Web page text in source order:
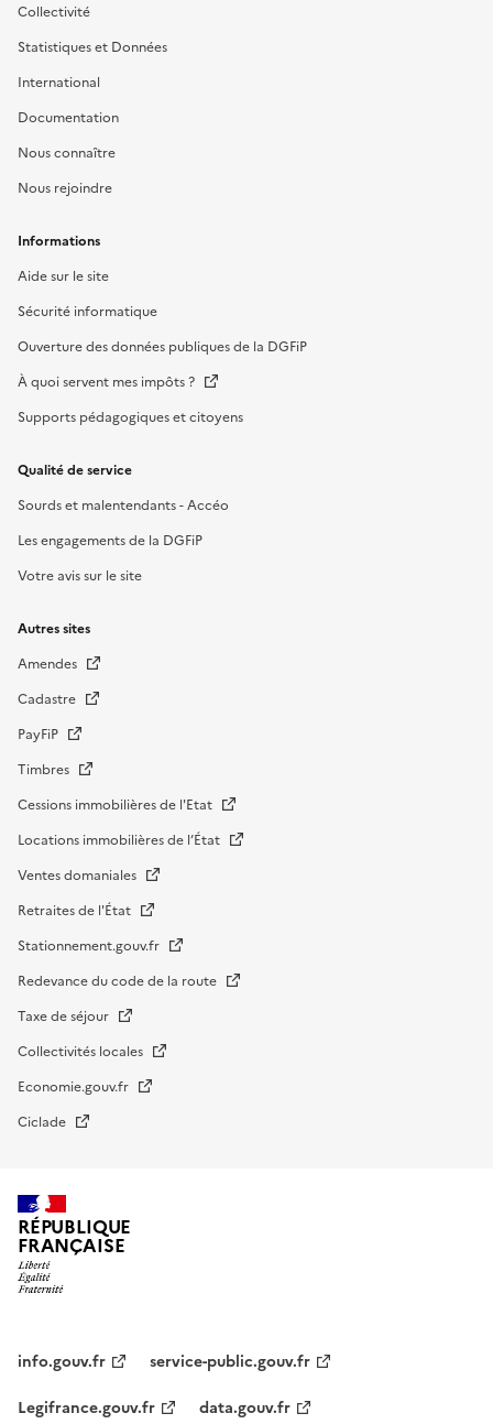
Collectivité
Statistiques et Données
International
Documentation
Nous connaître
Nous rejoindre
Informations
Aide sur le site
Sécurité informatique
Ouverture des données publiques de la DGFiP
À quoi servent mes impôts ?
Supports pédagogiques et citoyens
Qualité de service
Sourds et malentendants - Accéo
Les engagements de la DGFiP
Votre avis sur le site
Autres sites
Amendes
Cadastre
PayFiP
Timbres
Cessions immobilières de l'Etat
Locations immobilières de l’État
Ventes domaniales
Retraites de l'État
Stationnement.gouv.fr
Redevance du code de la route
Taxe de séjour
Collectivités locales
Economie.gouv.fr
Ciclade
RÉPUBLIQUE
FRANÇAISE
institutionnel
info.gouv.fr
service-public.gouv.fr
Legifrance.gouv.fr
data.gouv.fr